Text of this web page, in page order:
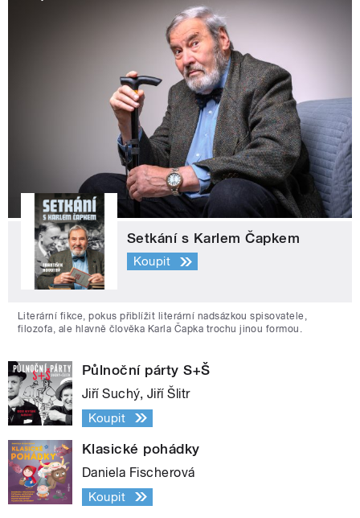
Setkání s Karlem Čapkem
Koupit
Literární fikce, pokus přiblížit literární nadsázkou spisovatele,
filozofa, ale hlavně člověka Karla Čapka trochu jinou formou.
Půlnoční párty S+Š
Jiří Suchý, Jiří Šlitr
Koupit
Klasické pohádky
Daniela Fischerová
Koupit